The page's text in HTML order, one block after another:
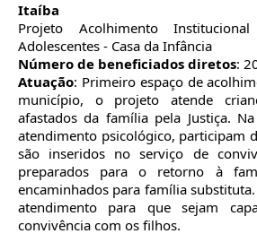
Itaíba
Projeto Acolhimento
Adolescentes - Casa da Infância
Número de beneficiados diretos:
Atuação: Primeiro espaço de
município, o projeto atende
afastados da família pela Justiça.
atendimento psicológico, participam
são inseridos no serviço de
preparados para o retorno à
encaminhados para família
atendimento para que sejam
convivência com os filhos.